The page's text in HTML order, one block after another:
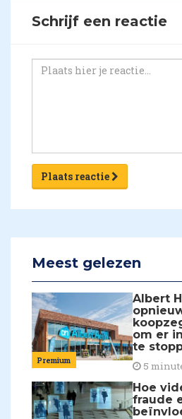
Schrijf een reactie
Plaats reactie
Meest gelezen
Premium
Albert
om er
te
5
Hoe
fraude